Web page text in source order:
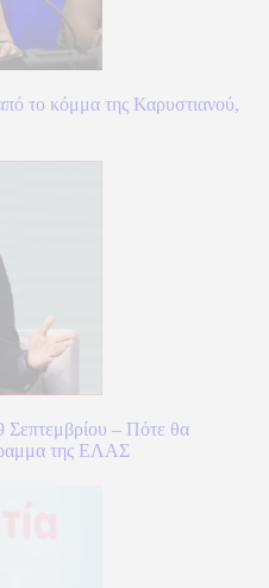
το κόμμα της Καρυστιανού,
Σεπτεμβρίου – Πότε θα
της ΕΛΑΣ